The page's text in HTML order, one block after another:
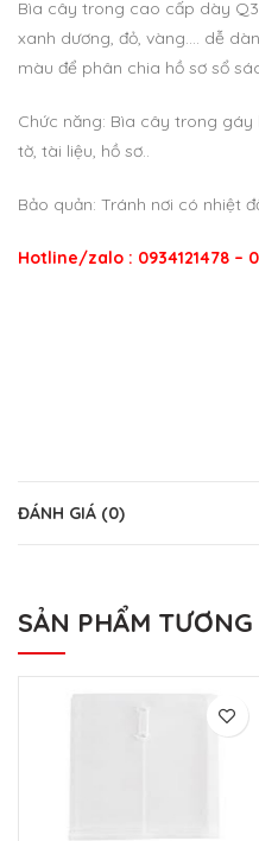
Bìa cây trong cao cấp dày
xanh dương, đỏ, vàng…. dễ
màu để phân chia hồ sơ sổ
Chức năng: Bìa cây trong
tờ, tài liệu, hồ sơ..
Bảo quản: Tránh nơi có nhiệt
Hotline/zalo : 0934121478 –
ĐÁNH GIÁ (0)
SẢN PHẨM